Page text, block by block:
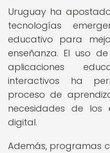
Uruguay ha
tecnologías
educativo para
enseñanza. El uso
aplicaciones
interactivos ha
proceso de
necesidades de los
digital.
Además, programas